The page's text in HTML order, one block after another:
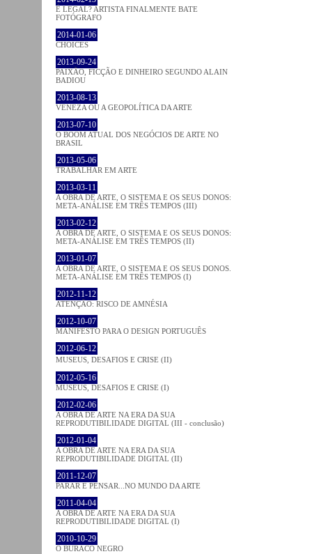
É LEGAL? ARTISTA FINALMENTE BATE
FOTÓGRAFO
2014-01-06
CHOICES
2013-09-24
PAIXÃO, FICÇÃO E DINHEIRO SEGUNDO ALAIN
BADIOU
2013-08-13
VENEZA OU A GEOPOLÍTICA DA ARTE
2013-07-10
O BOOM ATUAL DOS NEGÓCIOS DE ARTE NO
BRASIL
2013-05-06
TRABALHAR EM ARTE
2013-03-11
A OBRA DE ARTE, O SISTEMA E OS SEUS DONOS:
META-ANÁLISE EM TRÊS TEMPOS (III)
2013-02-12
A OBRA DE ARTE, O SISTEMA E OS SEUS DONOS:
META-ANÁLISE EM TRÊS TEMPOS (II)
2013-01-07
A OBRA DE ARTE, O SISTEMA E OS SEUS DONOS.
META-ANÁLISE EM TRÊS TEMPOS (I)
2012-11-12
ATENÇÃO: RISCO DE AMNÉSIA
2012-10-07
MANIFESTO PARA O DESIGN PORTUGUÊS
2012-06-12
MUSEUS, DESAFIOS E CRISE (II)
2012-05-16
MUSEUS, DESAFIOS E CRISE (I)
2012-02-06
A OBRA DE ARTE NA ERA DA SUA
REPRODUTIBILIDADE DIGITAL (III - conclusão)
2012-01-04
A OBRA DE ARTE NA ERA DA SUA
REPRODUTIBILIDADE DIGITAL (II)
2011-12-07
PARAR E PENSAR...NO MUNDO DA ARTE
2011-04-04
A OBRA DE ARTE NA ERA DA SUA
REPRODUTIBILIDADE DIGITAL (I)
2010-10-29
O BURACO NEGRO